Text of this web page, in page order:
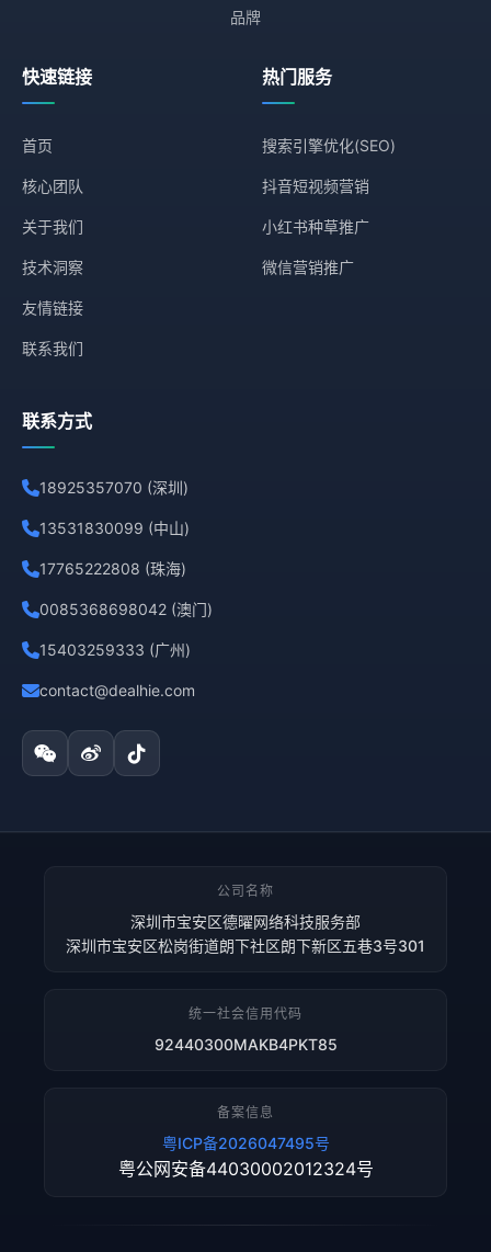
品牌
快速链接
首页
核心团队
关于我们
技术洞察
友情链接
联系我们
热门服务
搜索引擎优化(SEO)
抖音短视频营销
小红书种草推广
微信营销推广
联系方式
18925357070 (深圳)
13531830099 (中山)
17765222808 (珠海)
0085368698042 (澳门)
15403259333 (广州)
contact@dealhie.com
公司名称
深圳市宝安区德曜网络科技服务部
深圳市宝安区松岗街道朗下社区朗下新区五巷3号301
统一社会信用代码
92440300MAKB4PKT85
备案信息
粤ICP备2026047495号
粤公网安备44030002012324号